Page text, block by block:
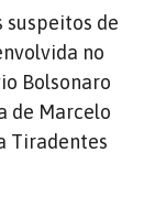
suspeitos de
no
Bolsonaro
de Marcelo
Tiradentes